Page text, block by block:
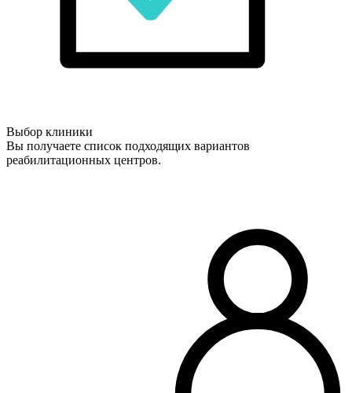
Выбор клиники
Вы получаете список подходящих вариантов
реабилитационных центров.